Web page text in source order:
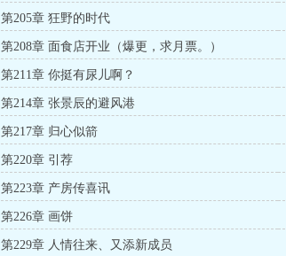
第205章 狂野的时代
第208章 面食店开业（爆更，求月票。）
第211章 你挺有尿儿啊？
第214章 张景辰的避风港
第217章 归心似箭
第220章 引荐
第223章 产房传喜讯
第226章 画饼
第229章 人情往来、又添新成员